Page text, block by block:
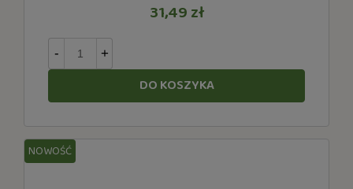
31,49 zł
- +
DO KOSZYKA
NOWOŚĆ